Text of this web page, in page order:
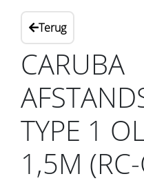
Terug
CARUBA
TYPE 1
1,5M